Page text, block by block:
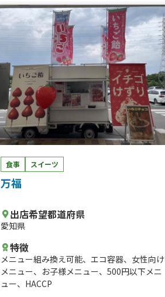
食事 スイーツ
万福
出店希望都道府県
愛知県
特徴
メニュー組み換え可能、 エコ容器、 女性向け
メニュー、 お子様メニュー、 500円以下メニ
ュー、 HACCP